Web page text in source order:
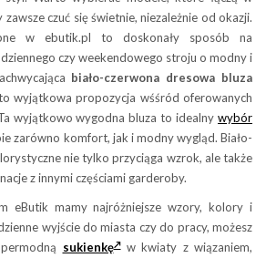
czuć się świetnie, niezależnie od okazji.
w ebutik.pl to doskonały sposób na
czy weekendowego stroju o modny i
biało-czerwona dresowa bluza
wyjątkowa propozycja wśśród oferowanych
wyjątkowo wygodna bluza to idealny wybór
zarówno komfort, jak i modny wygląd. Biało-
nie tylko przyciąga wzrok, ale także
z innymi częściami garderoby.
eButik mamy najróżniejsze wzory, kolory i
wyjście do miasta czy do pracy, możesz
sukienkę w kwiaty z wiązaniem,